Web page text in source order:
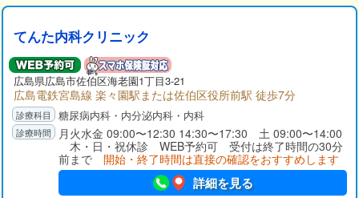
てんた内科クリニック
広島県広島市佐伯区海老園1丁目3-21
広島電鉄宮島線 楽々園駅または佐伯区役所前駅 徒歩7分
糖尿病内科・内分泌内科・内科
月火水金 09:00〜12:30 14:30〜17:30 土 09:00〜14:00
木・日・祝休診 WEB予約可 受付は終了時間の30分
前まで 開始・終了時間は直接の確認をおすすめします
詳細を見る